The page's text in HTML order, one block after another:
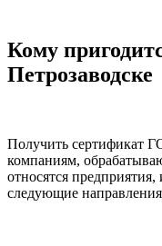
Кому
Петрозаводске
Получить сертификат
компаниям,
относятся
следующие направления